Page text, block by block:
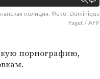
полиция. Фото: Dominique
Faget / AFP
порнографию,